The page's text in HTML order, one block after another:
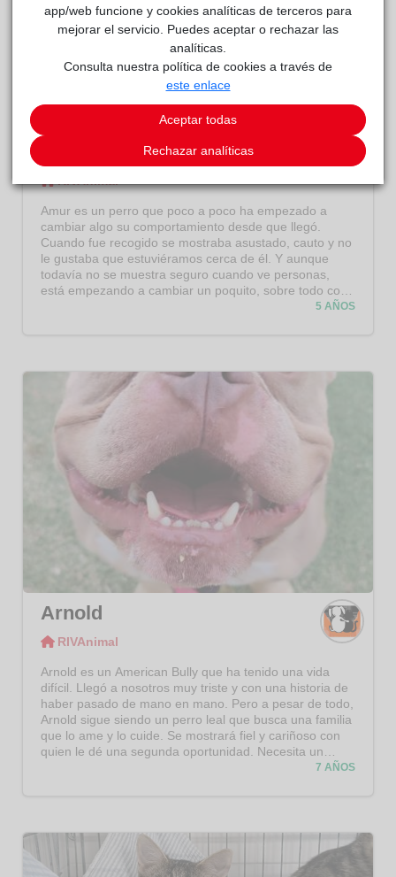
Amur es un perro que poco a poco ha empezado a
cambiar algo su comportamiento desde que llegó.
Cuando fue recogido se mostraba asustado, cauto y no
le gustaba que estuviéramos cerca de él. Y aunque
todavía no se muestra seguro cuando ve personas,
está empezando a cambiar un poquito, sobre todo con
las personas que todos los días le cuidan, limpian y dan
tener de su pasado, vayan cambiando por ella lo mejor
es que esté con alguien que entienda de estos
comportamientos. Si crees que puedes darle esa
seguridad y hacerle confiar en las personas contacta
con nosotros
5 AÑOS
RIVAni
Arnold
RIVAnimal
Arnold es un American Bully que ha tenido una vida
difícil. Llegó a nosotros muy triste y con una historia de
haber pasado de mano en mano. Pero a pesar de todo,
Arnold sigue siendo un perro leal que busca una familia
que lo ame y lo cuide. Se mostrará fiel y cariñoso con
quien le dé una segunda oportunidad. Necesita un
hogar estable y amoroso donde pueda sentirse seguro.
segunda oportunidad a Arnold?
7 AÑOS
mal
app/web funcione y cookies analíticas de terceros para
mejorar el servicio. Puedes aceptar o rechazar las
analíticas.
Consulta nuestra política de cookies a través de
este enlace
Aceptar todas
Rechazar analíticas